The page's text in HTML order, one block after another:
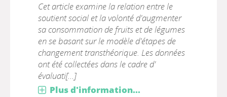
Cet article examine la relation entre le
soutient social et la volonté d'augmenter
sa consommation de fruits et de légumes
en se basant sur le modèle d'étapes de
changement transthéorique. Les données
ont été collectées dans le cadre d'
évaluati[...]
Plus d'information...